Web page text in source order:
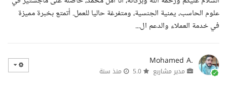
علوم الحاسب، يمنية الجنسية، ومتفرغة حاليا للعمل. أتمتع بخبرة مميزة
في خدمة العملاء والدعم ال...
Mohamed A.
مدير مشاريع منذ سنة